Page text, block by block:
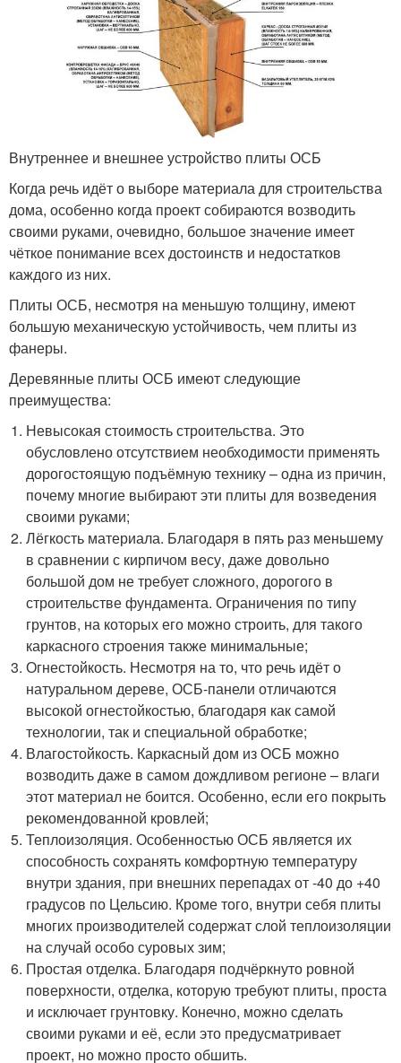
Внутреннее и внешнее устройство плиты ОСБ
Когда речь идёт о выборе материала для строительства
дома, особенно когда проект собираются возводить
своими руками, очевидно, большое значение имеет
чёткое понимание всех достоинств и недостатков
каждого из них.
Плиты ОСБ, несмотря на меньшую толщину, имеют
большую механическую устойчивость, чем плиты из
фанеры.
Деревянные плиты ОСБ имеют следующие
преимущества:
Невысокая стоимость строительства. Это
обусловлено отсутствием необходимости применять
дорогостоящую подъёмную технику – одна из причин,
почему многие выбирают эти плиты для возведения
своими руками;
Лёгкость материала. Благодаря в пять раз меньшему
в сравнении с кирпичом весу, даже довольно
большой дом не требует сложного, дорогого в
строительстве фундамента. Ограничения по типу
грунтов, на которых его можно строить, для такого
каркасного строения также минимальные;
Огнестойкость. Несмотря на то, что речь идёт о
натуральном дереве, ОСБ-панели отличаются
высокой огнестойкостью, благодаря как самой
технологии, так и специальной обработке;
Влагостойкость. Каркасный дом из ОСБ можно
возводить даже в самом дождливом регионе – влаги
этот материал не боится. Особенно, если его покрыть
рекомендованной кровлей;
Теплоизоляция. Особенностью ОСБ является их
способность сохранять комфортную температуру
внутри здания, при внешних перепадах от -40 до +40
градусов по Цельсию. Кроме того, внутри себя плиты
многих производителей содержат слой теплоизоляции
на случай особо суровых зим;
Простая отделка. Благодаря подчёркнуто ровной
поверхности, отделка, которую требуют плиты, проста
и исключает грунтовку. Конечно, можно сделать
своими руками и её, если это предусматривает
проект, но можно просто обшить.